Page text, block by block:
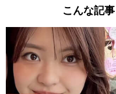
こんな記